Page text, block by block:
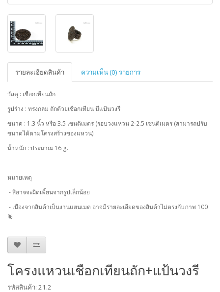
รายละเอียดสินค้า ความเห็น (0) รายการ
วัสดุ : เชือกเทียนถัก
รูปร่าง : ทรงกลม ถักด้วยเชือกเทียน มีแป้นวงรี
ขนาด : 1.3 นิ้ว หรือ 3.5 เซนติเมตร (รอบวงแหวน 2-2.5 เซนติเมตร (สามารถปรับ
ขนาดได้ตามโครงสร้างของแหวน)
น้ำหนัก : ประมาณ 16 g.
หมายเหตุ
- สีอาจจะผิดเพี้ยนจากรูปเล็กน้อย
- เนื่องจากสินค้าเป็นงานแฮนเมด อาจมีรายละเอียดของสินค้าไม่ตรงกับภาพ 100
%
โครงแหวนเชือกเทียนถัก+แป้นวงรี
รหัสสินค้า: 21.2